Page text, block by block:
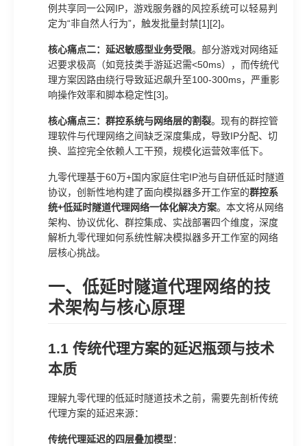
例共享同一公网IP，游戏服务器的风控系统可以轻易判
定为“非自然人行为”，触发批量封禁[1][2]。
核心痛点二：延迟敏感型业务受限。部分游戏对网络延
迟要求极高（如竞技类手游延迟需<50ms），而传统代
理方案因路由绕行导致延迟飙升至100-300ms，严重影
响操作效率和脚本稳定性[3]。
核心痛点三：群控系统与网络层的割裂。现有的群控管
理软件与代理网络之间缺乏深度集成，导致IP分配、切
换、监控完全依赖人工干预，规模化运营效率低下。
九零代理基于60万+国内家庭住宅IP池与自研低延时隧道
协议，创新性地构建了面向模拟器多开工作室的群控系
统+低延时隧道代理网络一体化解决方案。本文将从网络
架构、协议优化、群控集成、实战部署四个维度，深度
解析九零代理如何系统性解决模拟器多开工作室的网络
层核心挑战。
一、低延时隧道代理网络的技
术架构与核心原理
1.1 传统代理方案的延迟瓶颈与技术
本质
理解九零代理的低延时隧道技术之前，需要先剖析传统
代理方案的延迟来源：
传统代理延迟的四层叠加模型：